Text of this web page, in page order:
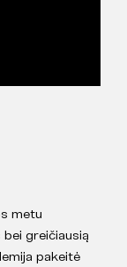
metu
greičiausią
pakeitė